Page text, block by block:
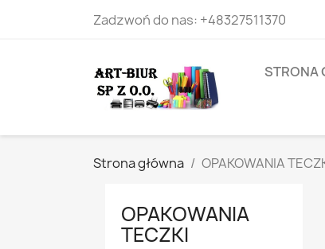
Zadzwoń do nas: +48327511370
STRONA
Strona główna OPAKOWANIA
OPAKOWANIA
TECZKI